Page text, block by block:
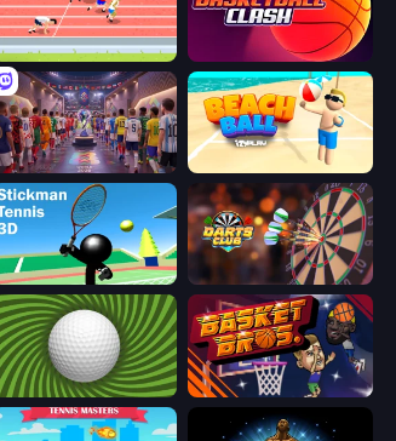
Sports Hero Basketball Clash
CG FC 26
Stickman Tennis 3D Darts Club
The Speedy Golf BasketBros